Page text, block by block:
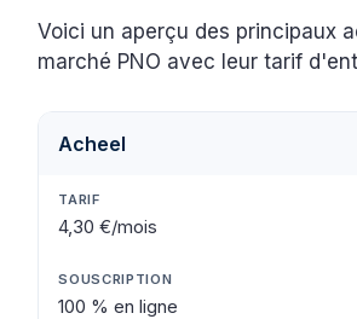
Voici un aperçu des principaux
marché PNO avec leur tarif
Acheel
4,30 €/mois
100 % en ligne